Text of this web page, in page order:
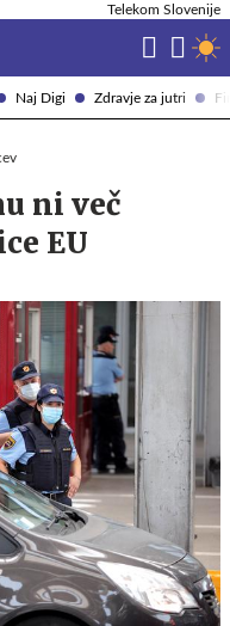
Naj Digi Zdravje za jutri
Telekom Slovenije
ni več
EU